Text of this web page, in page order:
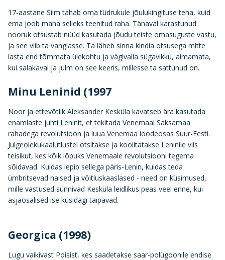
17-aastane Siim tahab oma tüdrukule jõulukingituse teha, kuid
ema joob maha selleks teenitud raha. Tänaval karastunud
nooruk otsustab nüüd kasutada jõudu teiste omasuguste vastu,
ja see viib ta vanglasse. Ta läheb sinna kindla otsusega mitte
lasta end tõmmata ülekohtu ja vägivalla sügavikku, aimamata,
kui salakaval ja julm on see keeris, millesse ta sattunud on.
Minu Leninid (1997
Noor ja ettevõtlik Aleksander Kesküla kavatseb ära kasutada
enamlaste juhti Leninit, et tekitada Venemaal Saksamaa
rahadega revolutsioon ja luua Venemaa loodeosas Suur-Eesti.
Julgeolekukaalutlustel otsitakse ja koolitatakse Leninile viis
teisikut, kes kõik lõpuks Venemaale revolutsiooni tegema
sõidavad. Kuidas lepib sellega päris-Lenin, kuidas teda
ümbritsevad naised ja võitluskaaslased - need on küsimused,
mille vastused sünnivad Kesküla leidlikus peas veel enne, kui
asjaosalised ise küsidagi taipavad.
Georgica (1998)
Lugu vaikivast Poisist, kes saadetakse saar-polügoonile endise